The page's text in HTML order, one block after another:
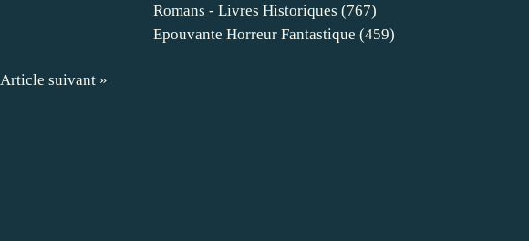
Article suivant »
Romans - Livres Historiques (767)
Epouvante Horreur Fantastique (459)